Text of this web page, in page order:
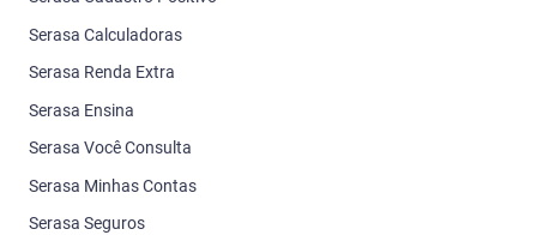
Serasa Calculadoras
Serasa Renda Extra
Serasa Ensina
Serasa Você Consulta
Serasa Minhas Contas
Serasa Seguros